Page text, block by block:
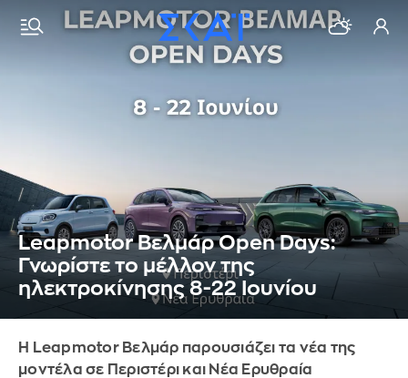
Leapmotor Βελμάρ Open Days:
Γνωρίστε το μέλλον της
ηλεκτροκίνησης 8-22 Ιουνίου
Η Leapmotor Βελμάρ παρουσιάζει τα νέα της
μοντέλα σε Περιστέρι και Νέα Ερυθραία